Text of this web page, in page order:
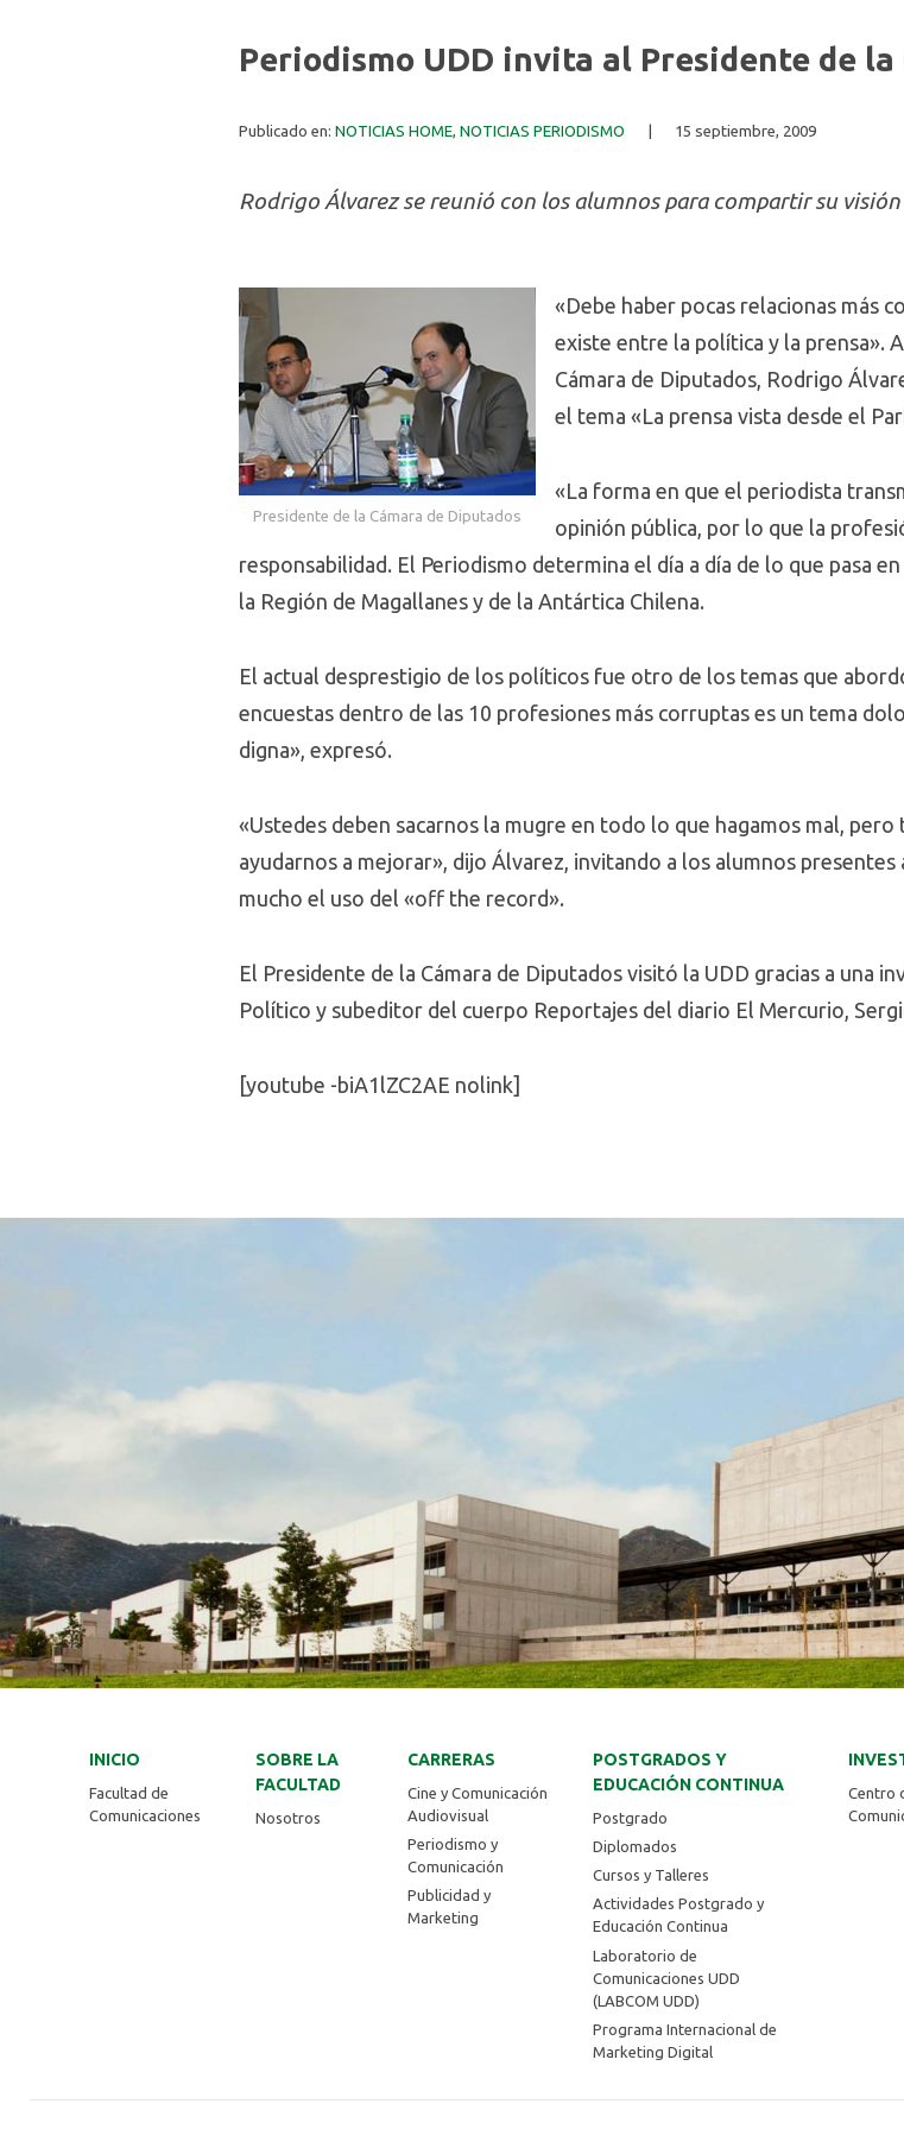
Periodismo UDD invita al Presidente de la
Publicado en: NOTICIAS HOME, NOTICIAS PERIODISMO 15 septiembre, 2009
Rodrigo Álvarez se reunió con los alumnos para compartir su
Presidente de la Cámara de Diputados
«Debe haber pocas relacionas más
existe entre la política y la prensa».
Cámara de Diputados, Rodrigo
el tema «La prensa vista desde el
«La forma en que el periodista
opinión pública, por lo que la
responsabilidad. El Periodismo determina el día a día de lo que pasa
la Región de Magallanes y de la Antártica Chilena.
El actual desprestigio de los políticos fue otro de los temas que
encuestas dentro de las 10 profesiones más corruptas es un tema
digna», expresó.
«Ustedes deben sacarnos la mugre en todo lo que hagamos mal,
ayudarnos a mejorar», dijo Álvarez, invitando a los alumnos
mucho el uso del «off the record».
El Presidente de la Cámara de Diputados visitó la UDD gracias a una
Político y subeditor del cuerpo Reportajes del diario El Mercurio,
[youtube -biA1lZC2AE nolink]
INICIO
Facultad de
Comunicaciones
SOBRE LA
FACULTAD
Nosotros
CARRERAS
Cine y Comunicación
Audiovisual
Periodismo y
Comunicación
Publicidad y
Marketing
POSTGRADOS Y
EDUCACIÓN CONTINUA
Postgrado
Diplomados
Cursos y Talleres
Actividades Postgrado y
Educación Continua
Laboratorio de
Comunicaciones UDD
(LABCOM UDD)
Programa Internacional de
Marketing Digital
Centro